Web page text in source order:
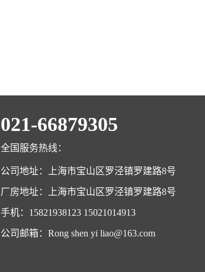
021-66879305
全国服务热线：
公司地址：上海市宝山区罗泾镇罗建路8号
厂房地址：上海市宝山区罗泾镇罗建路8号
手机：15821938123 15021014913
公司邮箱：Rong shen yi liao@163.com